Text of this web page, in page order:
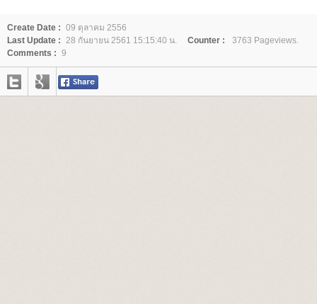
Create Date : 09 ตุลาคม 2556
Last Update : 28 กันยายน 2561 15:15:40 น. Counter :
3763 Pageviews.
Comments : 9